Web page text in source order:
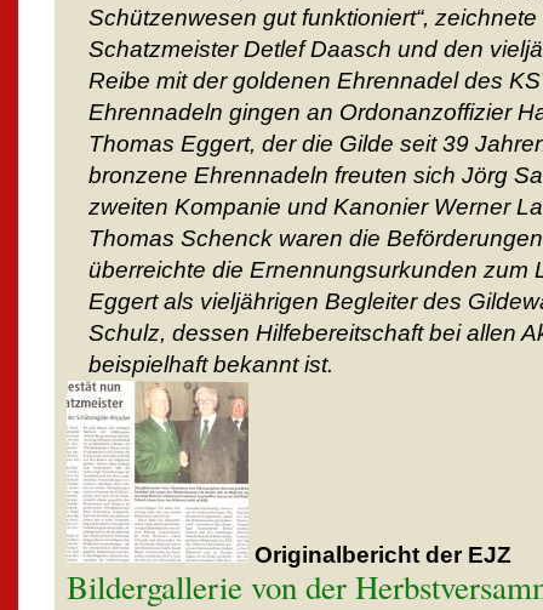
Schützenwesen gut funktioniert“,
Schatzmeister Detlef Daasch und den
Reibe mit der goldenen Ehrennadel des
Ehrennadeln gingen an Ordonanzoffizier
Thomas Eggert, der die Gilde seit 39
bronzene Ehrennadeln freuten sich Jörg
zweiten Kompanie und Kanonier Werner
Thomas Schenck waren die
überreichte die Ernennungsurkunden zum
Eggert als vieljährigen Begleiter des
Schulz, dessen Hilfebereitschaft bei allen
beispielhaft bekannt ist.
Originalbericht der EJZ
Bildergallerie von der